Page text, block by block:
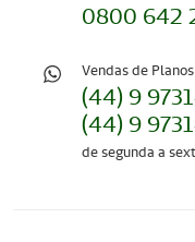
0800 642
Vendas de
(44) 9
(44) 9
de segunda a